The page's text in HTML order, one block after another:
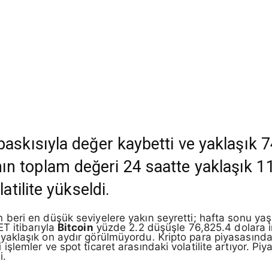
değer kaybetti ve yaklaşık
toplam değeri 24 saatte yaklaşık
yükseldi.
beri en düşük seviyelere yakın seyretti; hafta sonu
itibarıyla Bitcoin yüzde 2.2 düşüşle 76,825.4 dolara
on aydır görülmüyordu. Kripto para
ve spot ticaret arasındaki volatilite artıyor.